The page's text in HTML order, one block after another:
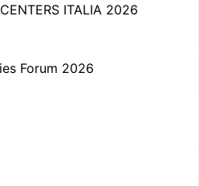
ITALIA 2026
Forum 2026